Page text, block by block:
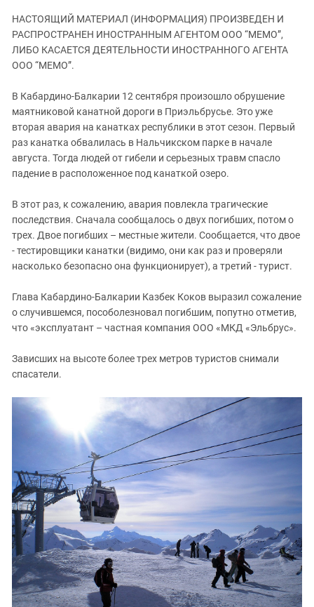
КАВКАЗ ЗА ПАЛЕСТИНУ
ИНАКОМЫСЛИЕ В ЧЕЧНЕ
ПРЕСЛЕДОВАНИЕ АКТИВИСТОВ
Ингушетия
Кабардино-Балкария
Карачаево-Черкесия
Нагорный Карабах
Российская Федерация
Северная Осетия - Алания
СКФО
Ставропольский край
Чечня
Южная Осетия
Южный Кавказ
НАСТОЯЩИЙ МАТЕРИАЛ (ИНФОРМАЦИЯ) ПРОИЗВЕДЕН И
РАСПРОСТРАНЕН ИНОСТРАННЫМ АГЕНТОМ ООО “МЕМО”,
ЛИБО КАСАЕТСЯ ДЕЯТЕЛЬНОСТИ ИНОСТРАННОГО АГЕНТА
ООО “МЕМО”.
В Кабардино-Балкарии 12 сентября произошло обрушение
маятниковой канатной дороги в Приэльбрусье. Это уже
вторая авария на канатках республики в этот сезон. Первый
раз канатка обвалилась в Нальчикском парке в начале
августа. Тогда людей от гибели и серьезных травм спасло
падение в расположенное под канаткой озеро.
В этот раз, к сожалению, авария повлекла трагические
последствия. Сначала сообщалось о двух погибших, потом о
трех. Двое погибших – местные жители. Сообщается, что двое
- тестировщики канатки (видимо, они как раз и проверяли
насколько безопасно она функционирует), а третий - турист.
Глава Кабардино-Балкарии Казбек Коков выразил сожаление
о случившемся, пособолезновал погибшим, попутно отметив,
что «эксплуатант – частная компания ООО «МКД «Эльбрус».
Зависших на высоте более трех метров туристов снимали
спасатели.